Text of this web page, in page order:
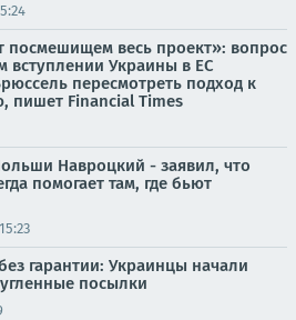
посмешищем весь проект»: вопрос
вступлении Украины в ЕС
пересмотреть подход к
пишет Financial Times
Навроцкий - заявил, что
помогает там, где бьют
15:23
гарантии: Украинцы начали
посылки